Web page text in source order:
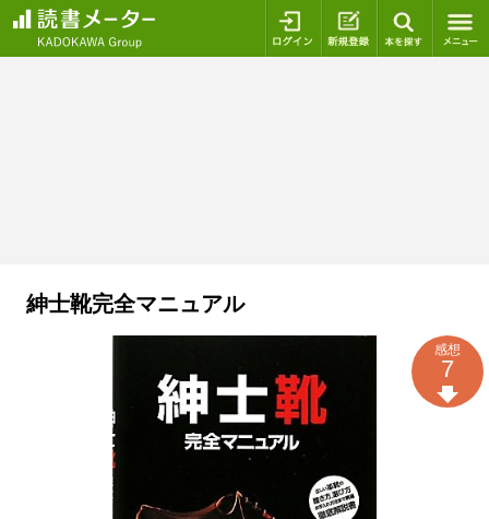
ログイン 新規登録
紳士靴完全マニュアル
感想
7